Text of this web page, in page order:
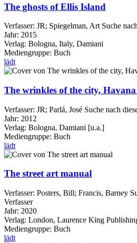
The ghosts of Ellis Island
Verfasser: JR; Spiegelman, Art Suche
Jahr: 2015
Verlag: Bologna, Italy, Damiani
Mediengruppe: Buch
lädt
The wrinkles of the city,
Verfasser: JR; Parlá, José Suche nach
Jahr: 2012
Verlag: Bologna, Damiani [u.a.]
Mediengruppe: Buch
lädt
The street art manual
Verfasser: Posters, Bill; Francis, Barney
Verfasser
Jahr: 2020
Verlag: London, Laurence King
Mediengruppe: Buch
lädt